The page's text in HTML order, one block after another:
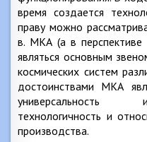
время создается
праву можно
в. МКА (а в перспективе
являться основным
космических систем
достоинствами МКА
универсальность
технологичность и
производства.